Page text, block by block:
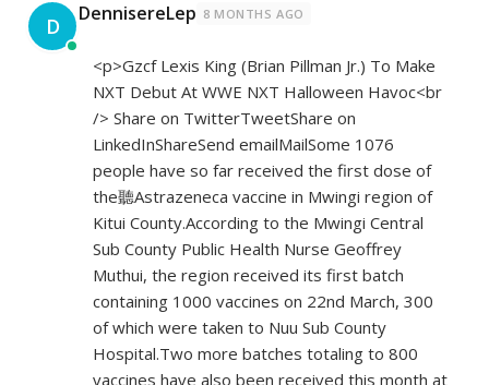
D DennisereLep 8 MONTHS AGO
<p>Gzcf Lexis King (Brian Pillman Jr.) To Make
NXT Debut At WWE NXT Halloween Havoc<br
/> Share on TwitterTweetShare on
LinkedInShareSend emailMailSome 1076
people have so far received the first dose of
the聽Astrazeneca vaccine in Mwingi region of
Kitui County.According to the Mwingi Central
Sub County Public Health Nurse Geoffrey
Muthui, the region received its first batch
containing 1000 vaccines on 22nd March, 300
of which were taken to Nuu Sub County
Hospital.Two more batches totaling to 800
vaccines have also been received this month at